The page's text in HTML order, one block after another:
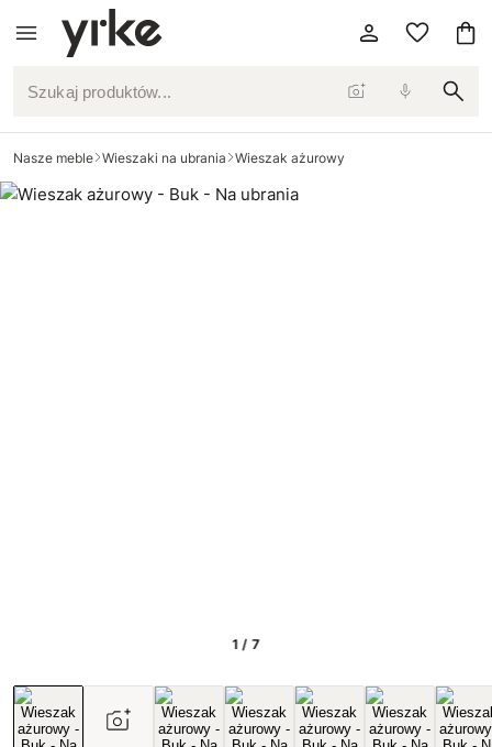
Szukaj produktów...
Nasze meble Wieszaki na ubrania Wieszak ażurowy
1 / 7